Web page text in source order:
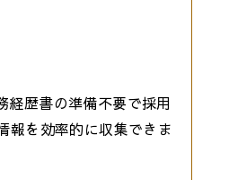
経歴書の準備不要で採用
報を効率的に収集できま